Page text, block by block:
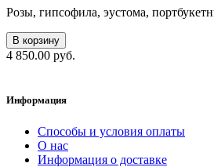
Розы, гипсофила, эустома,
В корзину
4 850.00 руб.
Информация
Способы и условия оплаты
О нас
Информация о доставке